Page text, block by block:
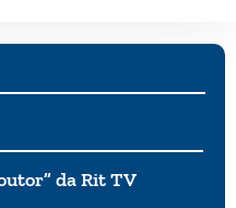
da Rit TV